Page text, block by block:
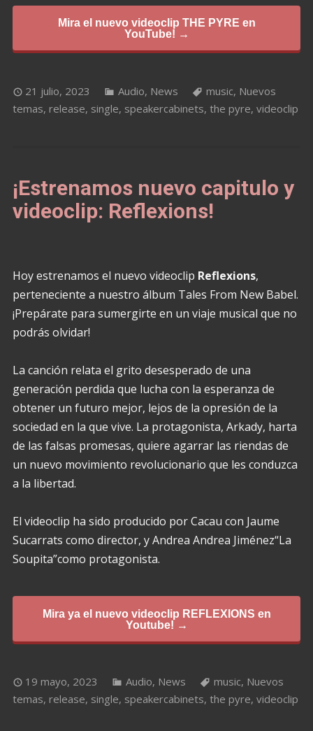
Mira el nuevo videoclip THE PYRE en
YouTube! →
21 julio, 2023 Audio, News music, Nuevos
temas, release, single, speakercabinets, the pyre, videoclip
¡Estrenamos nuevo capitulo y
videoclip: Reflexions!
Hoy estrenamos el nuevo videoclip Reflexions,
perteneciente a nuestro álbum Tales From New Babel.
¡Prepárate para sumergirte en un viaje musical que no
podrás olvidar!
La canción relata el grito desesperado de una
generación perdida que lucha con la esperanza de
obtener un futuro mejor, lejos de la opresión de la
sociedad en la que vive. La protagonista, Arkady, harta
de las falsas promesas, quiere agarrar las riendas de
un nuevo movimiento revolucionario que les conduzca
a la libertad.
El videoclip ha sido producido por Cacau con Jaume
Sucarrats como director, y Andrea Andrea Jiménez“La
Soupita”como protagonista.
Mira ya el nuevo videoclip REFLEXIONS en
Youtube! →
19 mayo, 2023 Audio, News music, Nuevos
temas, release, single, speakercabinets, the pyre, videoclip